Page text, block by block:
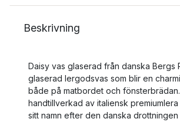
Beskrivning
Daisy vas glaserad från danska Bergs
glaserad lergodsvas som blir en
både på matbordet och
handtillverkad av italiensk
sitt namn efter den danska